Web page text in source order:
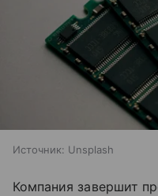
Источник: Unsplash
Компания завершит